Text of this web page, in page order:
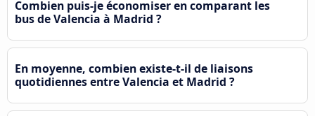
Combien puis-je économiser en comparant les
bus de Valencia à Madrid ?
En moyenne, combien existe-t-il de liaisons
quotidiennes entre Valencia et Madrid ?